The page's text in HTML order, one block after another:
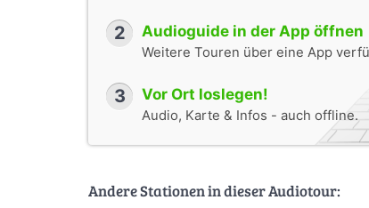
2 Audioguide in der App öffnen
Weitere Touren über eine App
3 Vor Ort loslegen!
Audio, Karte & Infos - auch offline.
Andere Stationen in dieser Audiotour: